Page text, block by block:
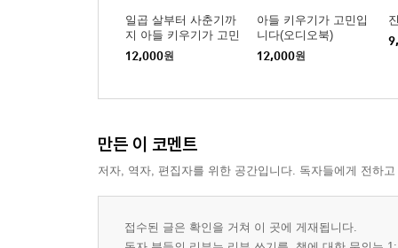
WRITING· 12 『내 이름은 태풍』을 읽고 글쓰기
지구의 모습은 왜 변화하는 것일까?
WRITING· 13 『지구가 살아 있어요』를 읽고 글
WRITING· 15 『이끼야 도시도 구해 줘!』를 읽고
책 속 부록 학교 과제로 나오는 글쓰기 지도법 4 기
chapter5 철학책 제대로 읽고 제대로 글쓰기
철학책을 읽었지만 삶의 지혜를 실천하지 못하는
일곱 살부터 사춘기까
지 아들 키우기가 고민
입니다
12,000원
아들 키우기가 고민입
니다(오디오북)
12,000원
만든 이 코멘트
저자, 역자, 편집자를 위한 공간입니다. 독자들에게 전하
접수된 글은 확인을 거쳐 이 곳에 게재됩니다.